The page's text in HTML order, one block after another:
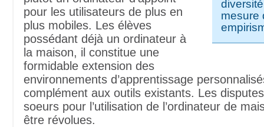
mesure
pour les utilisateurs de plus en
plus mobiles. Les élèves
possédant déjà un ordinateur à
la maison, il constitue une
formidable extension des
environnements d’apprentissage
complément aux outils existants. Les
soeurs pour l’utilisation de l’ordinateur de
être révolues.